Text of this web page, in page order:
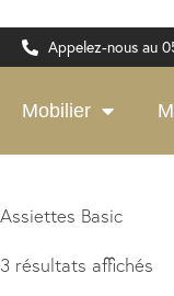
Appelez-nous au
Mobilier
Assiettes Basic
3 résultats affichés